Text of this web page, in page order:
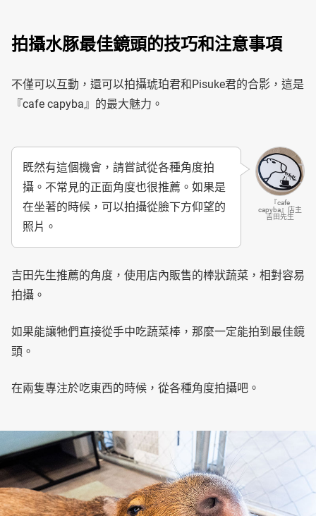
拍攝水豚最佳鏡頭的技巧和注意事項
不僅可以互動，還可以拍攝琥珀君和Pisuke君的合影，這是
『cafe capyba』的最大魅力。
『cafe
capyba』店主
吉田先生
既然有這個機會，請嘗試從各種角度拍
攝。不常見的正面角度也很推薦。如果是
在坐著的時候，可以拍攝從臉下方仰望的
照片。
吉田先生推薦的角度，使用店內販售的棒狀蔬菜，相對容易
拍攝。
如果能讓牠們直接從手中吃蔬菜棒，那麼一定能拍到最佳鏡
頭。
在兩隻專注於吃東西的時候，從各種角度拍攝吧。